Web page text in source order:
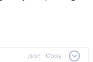
json Copy